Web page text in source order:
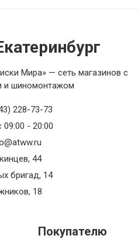
Мира» — сеть магазинов с
и шиномонтажом
228-73-73
- 20:00
44
бригад, 14
18
Покупателю